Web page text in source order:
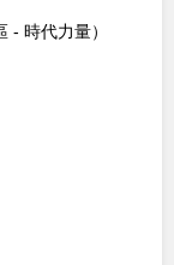
- 時代力量）